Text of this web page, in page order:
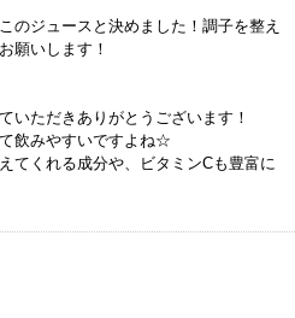
のジュースと決めました！調子を整え
願いします！
いただきありがとうございます！
飲みやすいですよね☆
てくれる成分や、ビタミンCも豊富に